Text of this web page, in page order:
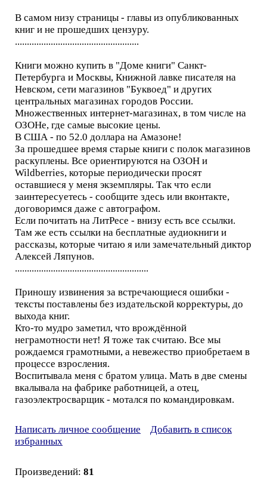
В самом низу страницы - главы из опубликованных
книг и не прошедших цензуру.
....................................................
Книги можно купить в "Доме книги" Санкт-
Петербурга и Москвы, Книжной лавке писателя на
Невском, сети магазинов "Буквоед" и других
центральных магазинах городов России.
Множественных интернет-магазинах, в том числе на
ОЗОНе, где самые высокие цены.
В США - по 52.0 доллара на Амазоне!
За прошедшее время старые книги с полок магазинов
раскуплены. Все ориентируются на ОЗОН и
Wildberries, которые периодически просят
оставшиеся у меня экземпляры. Так что если
заинтересуетесь - сообщите здесь или вконтакте,
договоримся даже с автографом.
Если почитать на ЛитРесе - внизу есть все ссылки.
Там же есть ссылки на бесплатные аудиокниги и
рассказы, которые читаю я или замечательный диктор
Алексей Ляпунов.
........................................................
Приношу извинения за встречающиеся ошибки -
тексты поставлены без издательской корректуры, до
выхода книг.
Кто-то мудро заметил, что врождённой
неграмотности нет! Я тоже так считаю. Все мы
рождаемся грамотными, а невежество приобретаем в
процессе взросления.
Воспитывала меня с братом улица. Мать в две смены
вкалывала на фабрике работницей, а отец,
газоэлектросварщик - мотался по командировкам.
Написать личное сообщение
Добавить в список
избранных
Произведений: 81